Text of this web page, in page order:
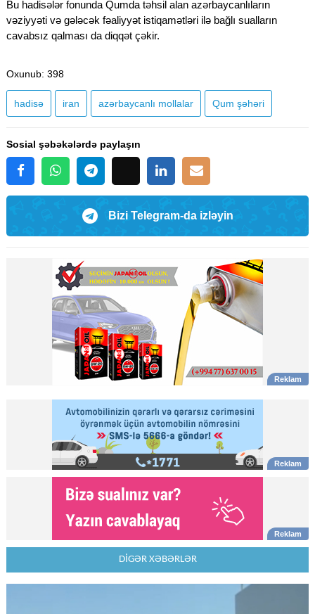
Bu hadisələr fonunda Qumda təhsil alan azərbaycanlıların
vəziyyəti və gələcək fəaliyyət istiqamətləri ilə bağlı sualların
cavabsız qalması da diqqət çəkir.
Oxunub: 398
hadisə iran azərbaycanlı mollalar Qum şəhəri
Sosial şəbəkələrdə paylaşın
Bizi Telegram-da izləyin
DİGƏR XƏBƏRLƏR